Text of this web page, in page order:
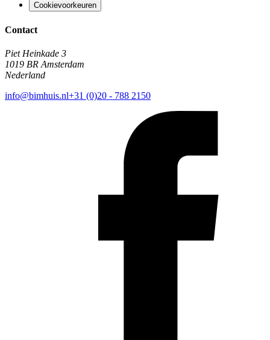
Cookievoorkeuren
Contact
Piet Heinkade 3
1019 BR Amsterdam
Nederland
info@bimhuis.nl+31 (0)20 - 788 2150